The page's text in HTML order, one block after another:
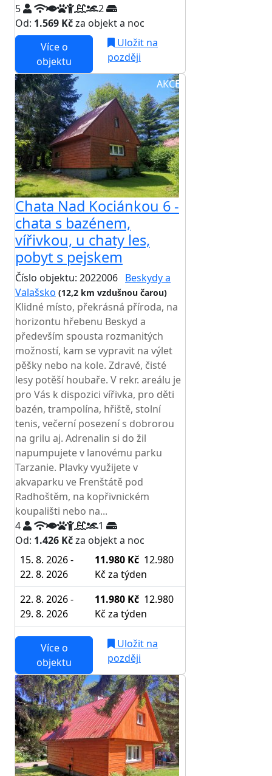
5
2
Od: 1.569 Kčza objekt a noc
Více o
objektu
Uložit na
později
AKCE
Chata Nad Kociánkou 6 -
chata s bazénem,
vířivkou, u chaty les,
pobyt s pejskem
Číslo objektu: 2022006 Beskydy a
Valašsko (12,2 km vzdušnou čarou)
Klidné místo, překrásná příroda, na
horizontu hřebenu Beskyd a
především spousta rozmanitých
možností, kam se vypravit na výlet
pěšky nebo na kole. Zdravé, čisté
lesy potěší houbaře. V rekr. areálu je
pro Vás k dispozici vířivka, pro děti
bazén, trampolína, hřiště, stolní
tenis, večerní posezení s dobrorou
na grilu aj. Adrenalin si do žil
napumpujete v lanovému parku
Tarzanie. Plavky využijete v
akvaparku ve Frenštátě pod
Radhoštěm, na kopřivnickém
koupališti nebo na...
4
1
Od: 1.426 Kčza objekt a noc
15. 8. 2026 -
22. 8. 2026
11.980 Kč 12.980
Kč za týden
22. 8. 2026 -
29. 8. 2026
11.980 Kč 12.980
Kč za týden
Více o
objektu
Uložit na
později